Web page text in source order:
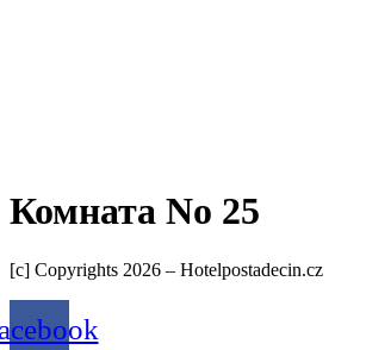
Комната No 25
[c] Copyrights 2026 – Hotelpostadecin.cz